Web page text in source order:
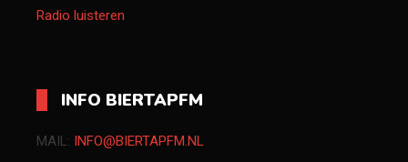
Radio luisteren
INFO BIERTAPFM
MAIL: INFO@BIERTAPFM.NL